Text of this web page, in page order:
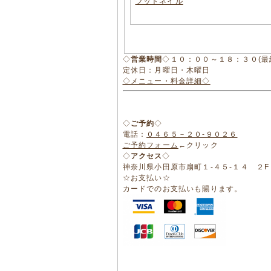
◇営業時間◇１０：００～１８：３０(最
定休日：月曜日・木曜日
◇メニュー・料金詳細◇
◇ご予約◇
電話：
０４６５－２０-９０２６
ご予約フォーム ←クリック
◇アクセス◇
神奈川県小田原市扇町１-４５-１４
☆お支払い☆
カードでのお支払いも賜ります。